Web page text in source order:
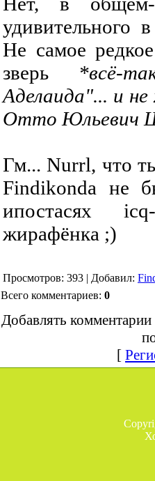
удивительного
Не самое
зверь *всё-
Аделаида"... и
Отто Юльевич
Гм... Nurrl, что
Findikondа не
ипостасях
жирафёнка ;)
Просмотров: 393 | Добавил:
Всего комментариев: 0
Добавлять комментарии
[